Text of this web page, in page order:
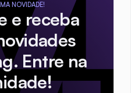
NOVIDADE!
e receba
Entre na